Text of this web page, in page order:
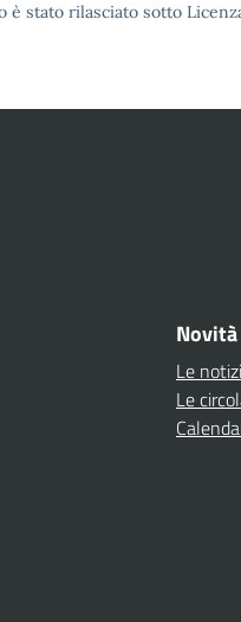
è stato rilasciato sotto
Novità
Le
Le